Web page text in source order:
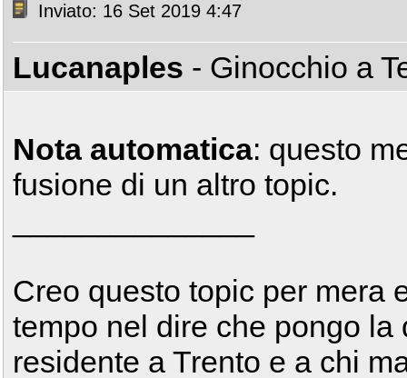
Inviato: 16 Set 2019 4:47
Lucanaples - Ginocchio a
Nota automatica: questo
fusione di un altro topic.
Creo questo topic per mera
tempo nel dire che pongo la
residente a Trento e a chi